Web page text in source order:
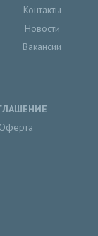
Контакты
Новости
Вакансии
Оферта